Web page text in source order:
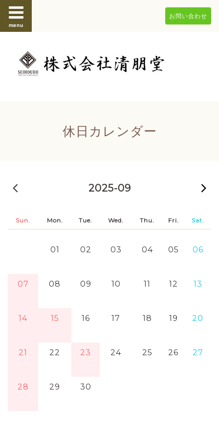
menu
お問い合わせ
休日カレンダー
2025-09
Sun. Mon. Tue. Wed. Thu. Fri. Sat.
01 02 03 04 05 06
07 08 09 10 11 12 13
14 15 16 17 18 19 20
21 22 23 24 25 26 27
28 29 30